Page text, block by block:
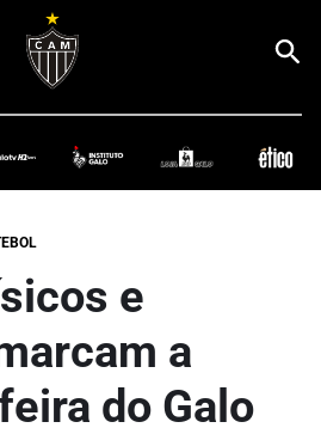
e
a
do Galo